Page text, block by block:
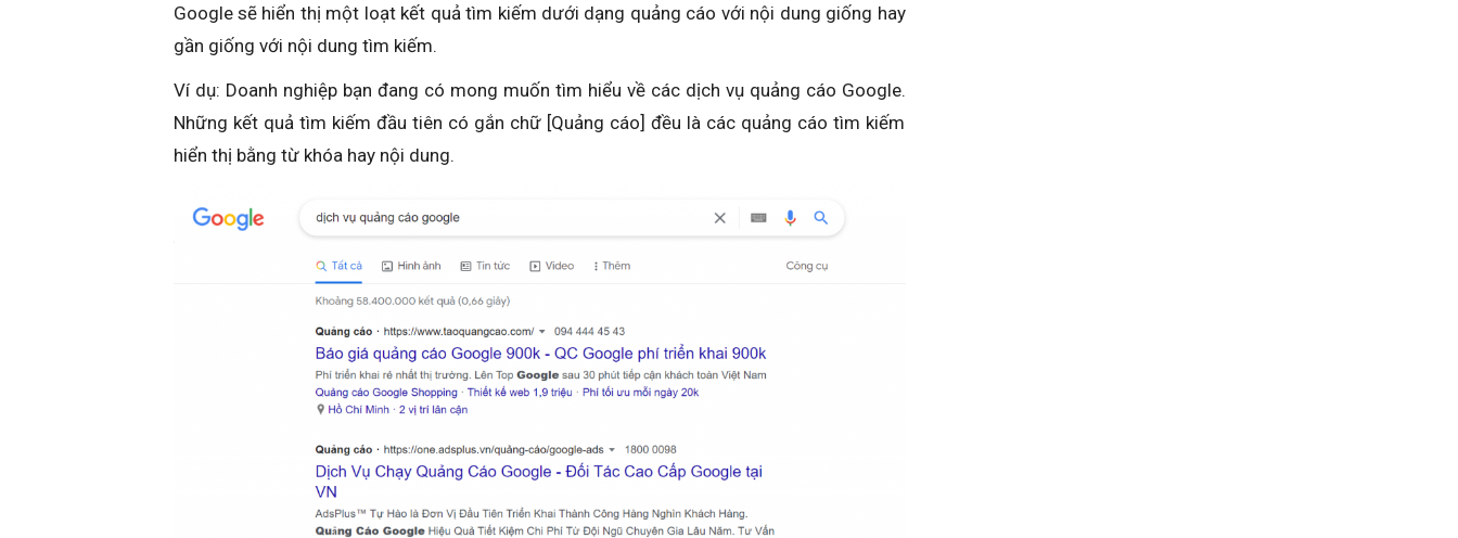
Google sẽ hiển thị một loạt kết quả tìm kiếm dưới dạng quảng cáo với nội dung giống hay
gần giống với nội dung tìm kiếm.
Ví dụ: Doanh nghiệp bạn đang có mong muốn tìm hiểu về các dịch vụ quảng cáo Google.
Những kết quả tìm kiếm đầu tiên có gắn chữ [Quảng cáo] đều là các quảng cáo tìm kiếm
hiển thị bằng từ khóa hay nội dung.